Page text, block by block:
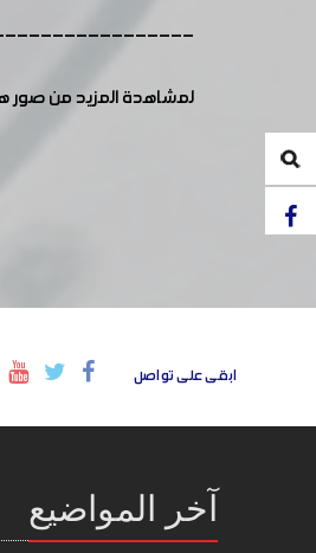
لمشاهدة المزيد من صور
ابقى على تواصل
آخر المواضيع